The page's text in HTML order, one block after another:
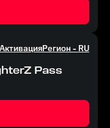
АктивацияРегион -RU
Pass